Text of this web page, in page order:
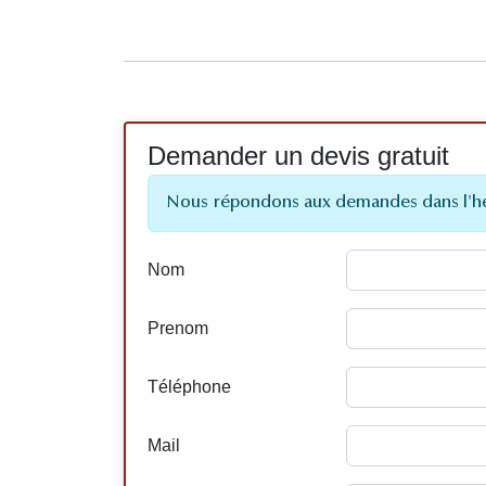
Demander un devis gratuit
Nous répondons aux demandes dans
Nom
Prenom
Téléphone
Mail